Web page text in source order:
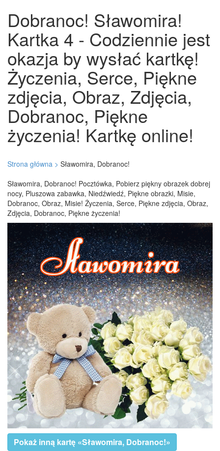
Dobranoc! Sławomira!
Kartka 4 - Codziennie jest
okazja by wysłać kartkę!
Życzenia, Serce, Piękne
zdjęcia, Obraz, Zdjęcia,
Dobranoc, Piękne
życzenia! Kartkę online!
Strona główna > Sławomira, Dobranoc!
Sławomira, Dobranoc! Pocztówka, Pobierz piękny obrazek dobrej
nocy, Pluszowa zabawka, Niedźwiedź, Piękne obrazki, Misie,
Dobranoc, Obraz, Misie! Życzenia, Serce, Piękne zdjęcia, Obraz,
Zdjęcia, Dobranoc, Piękne życzenia!
Pokaż inną kartę «Sławomira, Dobranoc!»